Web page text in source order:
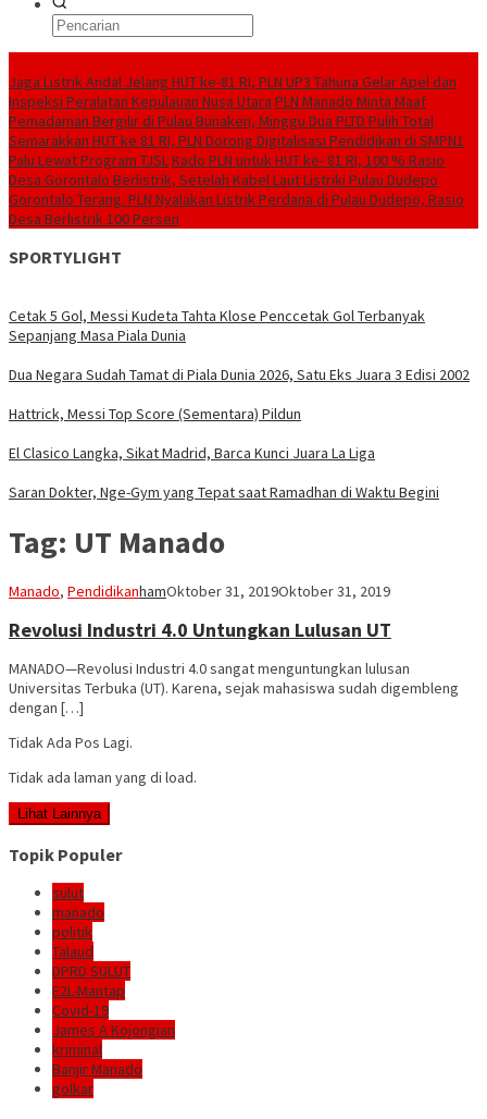
Jaga Listrik Andal Jelang HUT ke-81 RI, PLN UP3 Tahuna Gelar Apel dan
Inspeksi Peralatan Kepulauan Nusa Utara PLN Manado Minta Maaf
Pemadaman Bergilir di Pulau Bunaken, Minggu Dua PLTD Pulih Total
Semarakkan HUT ke 81 RI, PLN Dorong Digitalisasi Pendidikan di SMPN1
Palu Lewat Program TJSLKado PLN untuk HUT ke- 81 RI, 100 % Rasio
Desa Gorontalo Berlistrik, Setelah Kabel Laut Listriki Pulau Dudepo
Gorontalo Terang. PLN Nyalakan Listrik Perdana di Pulau Dudepo, Rasio
Desa Berlistrik 100 Persen
SPORTYLIGHT
Cetak 5 Gol, Messi Kudeta Tahta Klose Penccetak Gol Terbanyak
Sepanjang Masa Piala Dunia
Dua Negara Sudah Tamat di Piala Dunia 2026, Satu Eks Juara 3 Edisi 2002
Hattrick, Messi Top Score (Sementara) Pildun
El Clasico Langka, Sikat Madrid, Barca Kunci Juara La Liga
Saran Dokter, Nge-Gym yang Tepat saat Ramadhan di Waktu Begini
Tag: UT Manado
Manado, PendidikanhamOktober 31, 2019Oktober 31, 2019
Revolusi Industri 4.0 Untungkan Lulusan UT
MANADO—Revolusi Industri 4.0 sangat menguntungkan lulusan
Universitas Terbuka (UT). Karena, sejak mahasiswa sudah digembleng
dengan […]
Tidak Ada Pos Lagi.
Tidak ada laman yang di load.
Lihat Lainnya
Topik Populer
sulut
manado
politik
Talaud
DPRD SULUT
E2L-Mantap
Covid-19
James A Kojongian
kriminal
Banjir Manado
golkar